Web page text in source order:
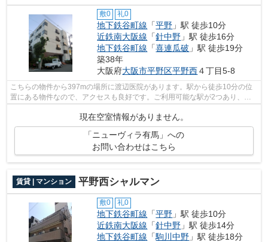
敷0 礼0
地下鉄谷町線 「平野 」駅 徒歩10分
近鉄南大阪線 「針中野 」駅 徒歩16分
地下鉄谷町線 「喜連瓜破 」駅 徒歩19分
築38年
大阪府大阪市平野区平野西４丁目5-8
こちらの物件から397mの場所に渡辺医院があります。駅から徒歩10分の位
置にある物件なので、アクセスも良好です。ご利用可能な駅が2つあり、行
現在空室情報がありません。
「ニューヴィラ有馬」への
お問い合わせはこちら
賃貸 | マンション 平野西シャルマン
敷0 礼0
地下鉄谷町線 「平野 」駅 徒歩10分
近鉄南大阪線 「針中野 」駅 徒歩14分
地下鉄谷町線 「駒川中野 」駅 徒歩18分